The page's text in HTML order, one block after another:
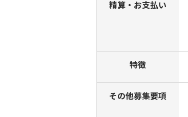
精算・お支払い
特徴
その他募集要項